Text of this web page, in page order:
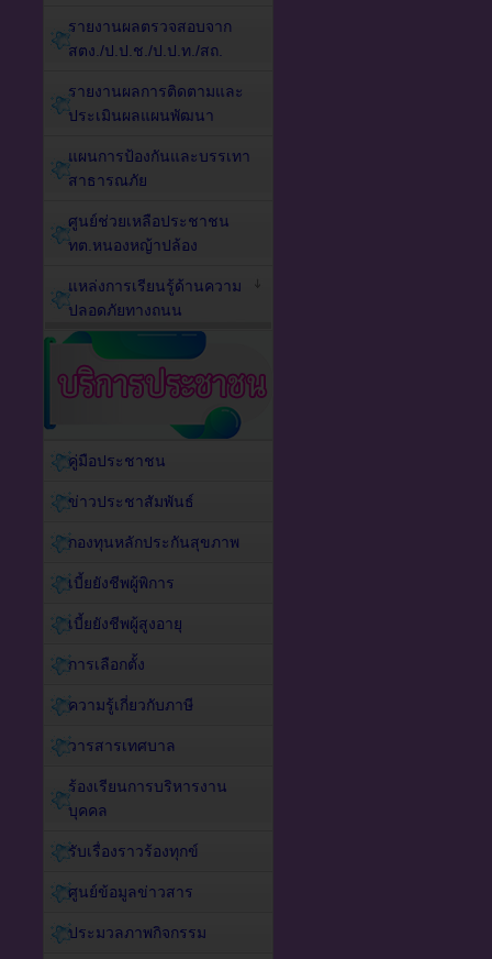
รายงานผลตรวจสอบจาก
สตง./ป.ป.ช./ป.ป.ท./สถ.
รายงานผลการติดตามและ
ประเมินผลแผนพัฒนา
แผนการป้องกันและบรรเทา
สาธารณภัย
ศูนย์ช่วยเหลือประชาชน
ทต.หนองหญ้าปล้อง
แหล่งการเรียนรู้ด้านความ
ปลอดภัยทางถนน
คู่มือประชาชน
ข่าวประชาสัมพันธ์
กองทุนหลักประกันสุขภาพ
เบี้ยยังชีพผู้พิการ
เบี้ยยังชีพผู้สูงอายุ
การเลือกตั้ง
ความรู้เกี่ยวกับภาษี
วารสารเทศบาล
ร้องเรียนการบริหารงาน
บุคคล
รับเรื่องราวร้องทุกข์
ศูนย์ข้อมูลข่าวสาร
ประมวลภาพกิจกรรม